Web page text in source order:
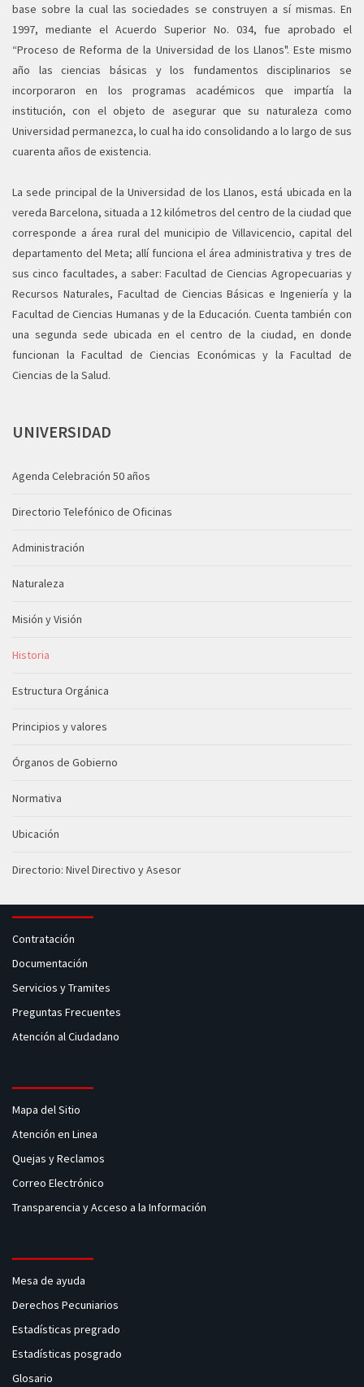
base sobre la cual las sociedades se construyen a sí mismas. En
1997, mediante el Acuerdo Superior No. 034, fue aprobado el
“Proceso de Reforma de la Universidad de los Llanos". Este mismo
año las ciencias básicas y los fundamentos disciplinarios se
incorporaron en los programas académicos que impartía la
institución, con el objeto de asegurar que su naturaleza como
Universidad permanezca, lo cual ha ido consolidando a lo largo de sus
cuarenta años de existencia.
La sede principal de la Universidad de los Llanos, está ubicada en la
vereda Barcelona, situada a 12 kilómetros del centro de la ciudad que
corresponde a área rural del municipio de Villavicencio, capital del
departamento del Meta; allí funciona el área administrativa y tres de
sus cinco facultades, a saber: Facultad de Ciencias Agropecuarias y
Recursos Naturales, Facultad de Ciencias Básicas e Ingeniería y la
Facultad de Ciencias Humanas y de la Educación. Cuenta también con
una segunda sede ubicada en el centro de la ciudad, en donde
funcionan la Facultad de Ciencias Económicas y la Facultad de
Ciencias de la Salud.
UNIVERSIDAD
Agenda Celebración 50 años
Directorio Telefónico de Oficinas
Administración
Naturaleza
Misión y Visión
Historia
Estructura Orgánica
Principios y valores
Órganos de Gobierno
Normativa
Ubicación
Directorio: Nivel Directivo y Asesor
Contratación
Documentación
Servicios y Tramites
Preguntas Frecuentes
Atención al Ciudadano
Mapa del Sitio
Atención en Linea
Quejas y Reclamos
Correo Electrónico
Transparencia y Acceso a la Información
Mesa de ayuda
Derechos Pecuniarios
Estadísticas pregrado
Estadísticas posgrado
Glosario